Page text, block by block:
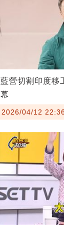
藍營切割印度移
幕
2026/04/12 22:36